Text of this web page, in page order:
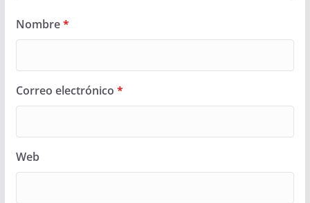
Nombre*
Correo electrónico *
Web